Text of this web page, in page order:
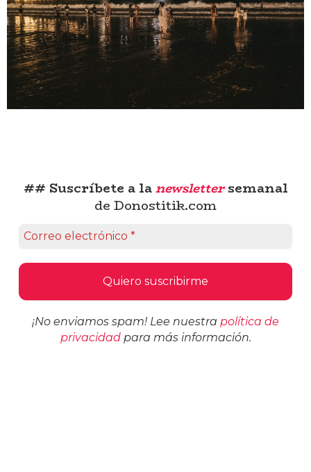
## Suscríbete a lanewslettersemanal
de Donostitik.com
¡No enviamos spam! Lee nuestra política de
privacidadpara más información.